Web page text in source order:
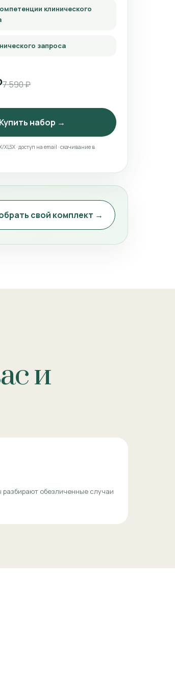
клинического
запроса
7 590 ₽
Купить набор →
· доступ на email · скачивание в
свой комплект →
и
разбирают обезличенные случаи